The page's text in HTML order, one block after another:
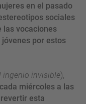
en el pasado
sociales
las vocaciones
por estos
ingenio invisible),
miércoles a las
esta